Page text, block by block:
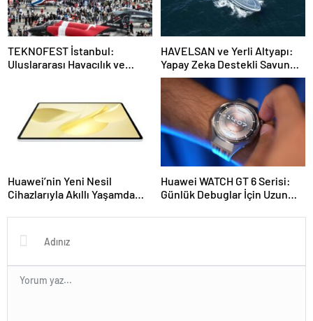
TEKNOFEST İstanbul:
Uluslararası Havacılık ve
Önemli İstatistikler
HAVELSAN ve Yerli Altyapı:
Yapay Zeka Destekli Savunma
Teknolojileriyle Türkiye’nin
Dijital Dönüşümü
Huawei’nin Yeni Nesil
Cihazlarıyla Akıllı Yaşamda
MatePad 12X 2025 ve
FreeBuds 7i
Huawei WATCH GT 6 Serisi:
Günlük Debuglar İçin Uzun
Saatler